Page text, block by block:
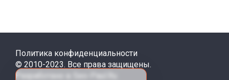
Политика конфиденциальности
© 2010-2023. Все права защищены.
Разработано в Seo-Paul.Ru